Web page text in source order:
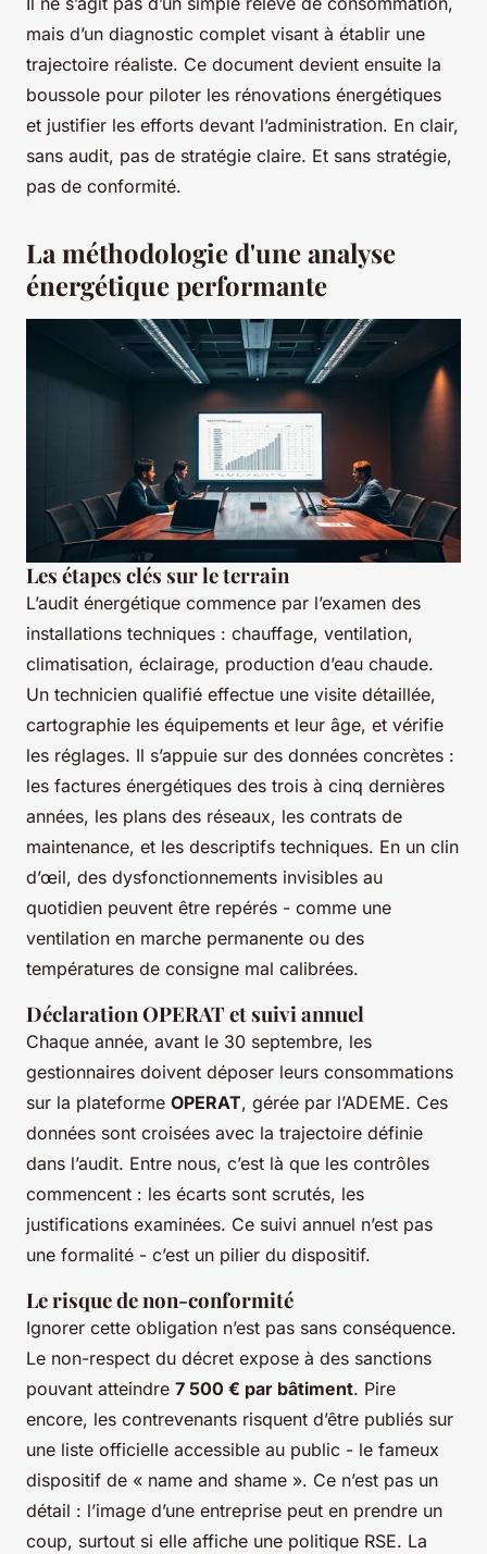
mais d’un diagnostic complet visant à établir une
trajectoire réaliste. Ce document devient ensuite la
boussole pour piloter les rénovations énergétiques
et justifier les efforts devant l’administration. En clair,
sans audit, pas de stratégie claire. Et sans stratégie,
pas de conformité.
La méthodologie d'une analyse
énergétique performante
Les étapes clés sur le terrain
L’audit énergétique commence par l’examen des
installations techniques : chauffage, ventilation,
climatisation, éclairage, production d’eau chaude.
Un technicien qualifié effectue une visite détaillée,
cartographie les équipements et leur âge, et vérifie
les réglages. Il s’appuie sur des données concrètes :
les factures énergétiques des trois à cinq dernières
années, les plans des réseaux, les contrats de
maintenance, et les descriptifs techniques. En un clin
d’œil, des dysfonctionnements invisibles au
quotidien peuvent être repérés - comme une
ventilation en marche permanente ou des
températures de consigne mal calibrées.
Déclaration OPERAT et suivi annuel
Chaque année, avant le 30 septembre, les
gestionnaires doivent déposer leurs consommations
sur la plateforme OPERAT, gérée par l’ADEME. Ces
données sont croisées avec la trajectoire définie
dans l’audit. Entre nous, c’est là que les contrôles
commencent : les écarts sont scrutés, les
justifications examinées. Ce suivi annuel n’est pas
une formalité - c’est un pilier du dispositif.
Le risque de non-conformité
Ignorer cette obligation n’est pas sans conséquence.
Le non-respect du décret expose à des sanctions
pouvant atteindre 7 500 € par bâtiment. Pire
encore, les contrevenants risquent d’être publiés sur
une liste officielle accessible au public - le fameux
dispositif de « name and shame ». Ce n’est pas un
détail : l’image d’une entreprise peut en prendre un
coup, surtout si elle affiche une politique RSE. La